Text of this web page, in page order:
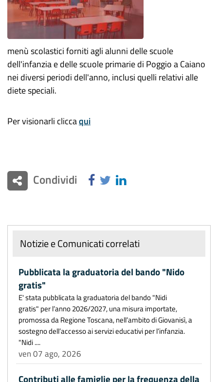
menù scolastici forniti agli alunni delle scuole
dell'infanzia e delle scuole primarie di Poggio a Caiano
nei diversi periodi dell'anno, inclusi quelli relativi alle
diete speciali.
Per visionarli cliccaqui
Condividi
Notizie e Comunicati correlati
Pubblicata la graduatoria del bando "Nido
gratis"
E' stata pubblicata la graduatoria del bando "Nidi
gratis" per l’anno 2026/2027, una misura importate,
promossa da Regione Toscana, nell’ambito di Giovanisì, a
sostegno dell’accesso ai servizi educativi per l’infanzia.
"Nidi ....
ven 07 ago, 2026
Contributi alle famiglie per la frequenza della